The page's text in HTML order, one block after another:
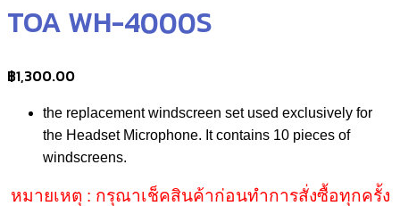
TOA WH-4000S
฿1,300.00
the replacement windscreen set used exclusively for
the Headset Microphone. It contains 10 pieces of
windscreens.
หมายเหตุ : กรุณาเช็คสินค้าก่อนทำการสั่งซื้อทุกครั้ง